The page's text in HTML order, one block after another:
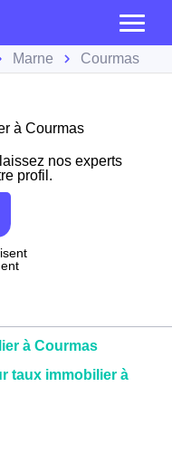
Marne Courmas
à Courmas
nos experts
profil.
à Courmas
taux immobilier à